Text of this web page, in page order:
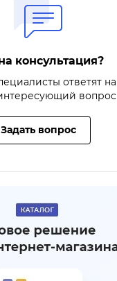
консультация?
ответят на
вопрос
Задать вопрос